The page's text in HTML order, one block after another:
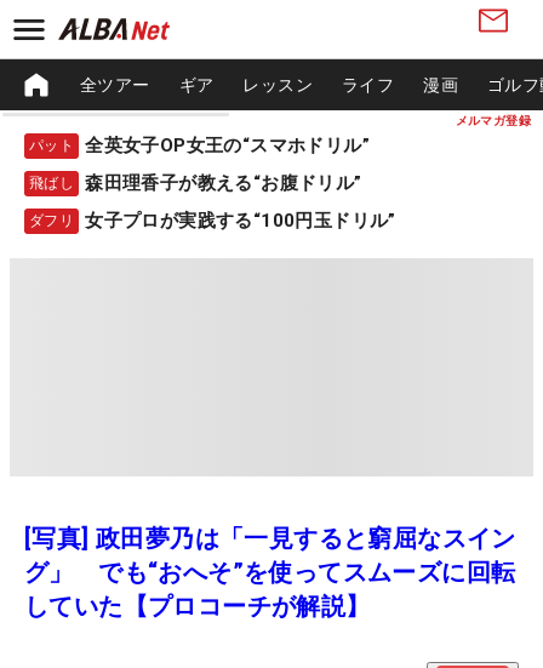
メルマガ登録
全ツアー ギア レッスン ライフ 漫画 ゴル
パット 全英女子OP女王の“スマホドリル”
飛ばし 森田理香子が教える“お腹ドリル”
ダフリ 女子プロが実践する“100円玉ドリル”
[写真] 政田夢乃は「一見すると窮屈なスイン
グ」 でも“おへそ”を使ってスムーズに回転
していた【プロコーチが解説】